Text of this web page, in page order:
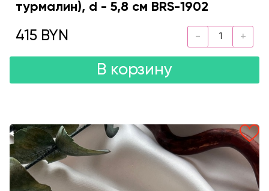
турмалин), d - 5,8 см BRS-1902
415 BYN
В корзину